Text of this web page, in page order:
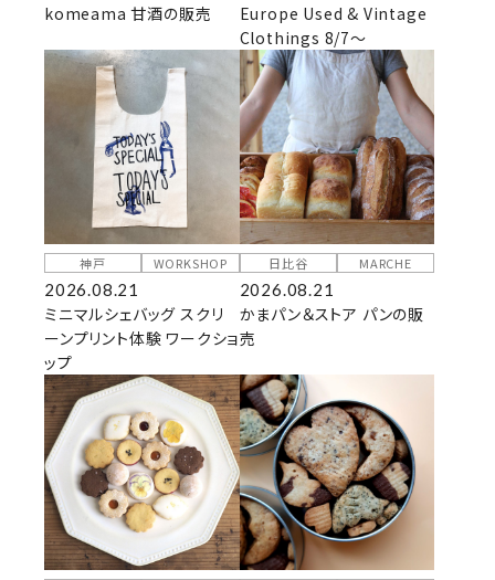
komeama 甘酒の販売
Europe Used & Vintage
Clothings 8/7～
神戸 WORKSHOP
2026.08.21
ミニマルシェバッグ スクリ
ーンプリント体験 ワークショ
ップ
日比谷 MARCHE
2026.08.21
かまパン＆ストア パンの販
売